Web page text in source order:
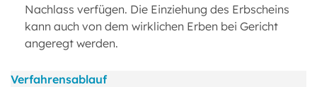
Nachlass verfügen. Die Einziehung des Erbscheins
kann auch von dem wirklichen Erben bei Gericht
angeregt werden.
Verfahrensablauf